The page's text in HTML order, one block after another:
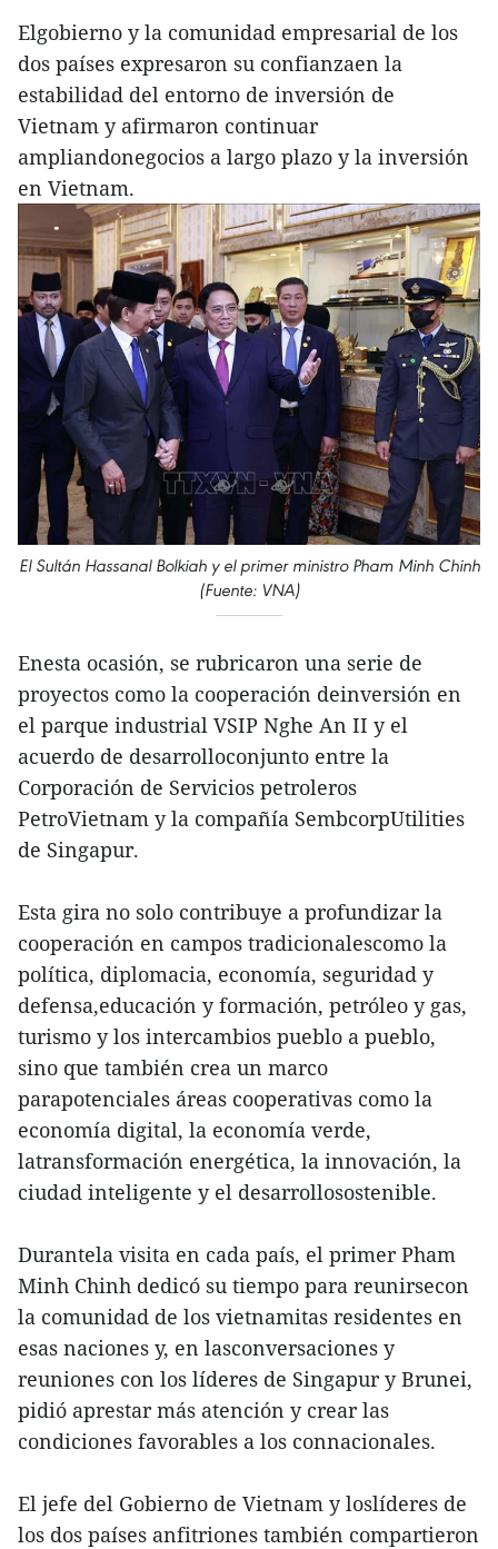
Elgobierno y la comunidad empresarial de los
dos países expresaron su confianzaen la
estabilidad del entorno de inversión de
Vietnam y afirmaron continuar
ampliandonegocios a largo plazo y la inversión
en Vietnam.
El Sultán Hassanal Bolkiah y el primer ministro Pham Minh Chinh
(Fuente: VNA)
Enesta ocasión, se rubricaron una serie de
proyectos como la cooperación deinversión en
el parque industrial VSIP Nghe An II y el
acuerdo de desarrolloconjunto entre la
Corporación de Servicios petroleros
PetroVietnam y la compañía SembcorpUtilities
de Singapur.
Esta gira no solo contribuye a profundizar la
cooperación en campos tradicionalescomo la
política, diplomacia, economía, seguridad y
defensa,educación y formación, petróleo y gas,
turismo y los intercambios pueblo a pueblo,
sino que también crea un marco
parapotenciales áreas cooperativas como la
economía digital, la economía verde,
latransformación energética, la innovación, la
ciudad inteligente y el desarrollosostenible.
Durantela visita en cada país, el primer Pham
Minh Chinh dedicó su tiempo para reunirsecon
la comunidad de los vietnamitas residentes en
esas naciones y, en lasconversaciones y
reuniones con los líderes de Singapur y Brunei,
pidió aprestar más atención y crear las
condiciones favorables a los connacionales.
El jefe del Gobierno de Vietnam y loslíderes de
los dos países anfitriones también compartieron